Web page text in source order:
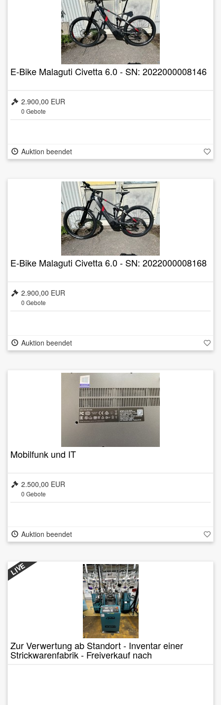
E-Bike Malaguti Civetta 6.0 - SN: 2022000008146
2.900,00 EUR
0 Gebote
Auktion beendet
E-Bike Malaguti Civetta 6.0 - SN: 2022000008168
2.900,00 EUR
0 Gebote
Auktion beendet
Mobilfunk und IT
2.500,00 EUR
0 Gebote
Auktion beendet
LIVE
Zur Verwertung ab Standort - Inventar einer
Strickwarenfabrik - Freiverkauf nach